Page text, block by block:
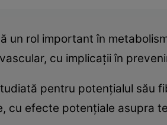
un rol important în
cu implicații în
pentru potențialul său
cu efecte potențiale asupra